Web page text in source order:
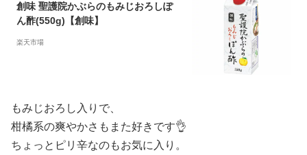
創味 聖護院かぶらのもみじおろしぽ
ん酢(550g)【創味】
楽天市場
もみじおろし入りで、
柑橘系の爽やかさもまた好きです👌
ちょっとピリ辛なのもお気に入り。